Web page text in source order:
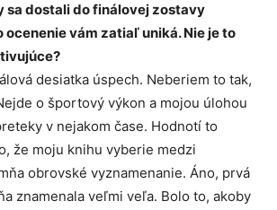
sa dostali do finálovej zostavy
ocenenie vám zatiaľ uniká. Nie je to
desiatka úspech. Neberiem to tak,
o športový výkon a mojou úlohou
v nejakom čase. Hodnotí to
že moju knihu vyberie medzi
obrovské vyznamenanie. Áno, prvá
znamenala veľmi veľa. Bolo to, akoby